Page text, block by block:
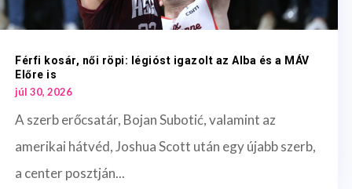
Férfi kosár, női röpi: légióst igazolt az Alba és a MÁV
Előre is
júl 30, 2026
A szerb erőcsatár, Bojan Subotić, valamint az
amerikai hátvéd, Joshua Scott után egy újabb szerb,
a center posztján...